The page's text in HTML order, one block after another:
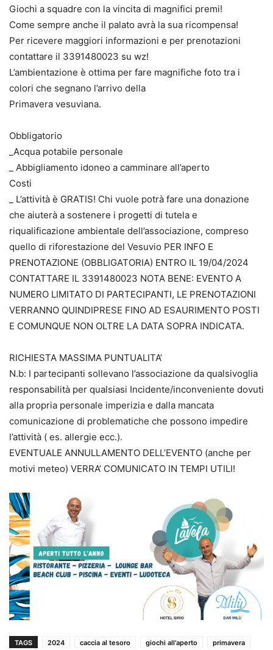
Giochi a squadre con la vincita di magnifici premi!
Come sempre anche il palato avrà la sua ricompensa!
Per ricevere maggiori informazioni e per prenotazioni
contattare il 3391480023 su wz!
L’ambientazione è ottima per fare magnifiche foto tra i
colori che segnano l’arrivo della
Primavera vesuviana.
Obbligatorio
_Acqua potabile personale
_ Abbigliamento idoneo a camminare all’aperto
Costi
_ L’attività è GRATIS! Chi vuole potrà fare una donazione
che aiuterà a sostenere i progetti di tutela e
riqualificazione ambientale dell’associazione, compreso
quello di riforestazione del Vesuvio PER INFO E
PRENOTAZIONE (OBBLIGATORIA) ENTRO IL 19/04/2024
CONTATTARE IL 3391480023 NOTA BENE: EVENTO A
NUMERO LIMITATO DI PARTECIPANTI, LE PRENOTAZIONI
VERRANNO QUINDIPRESE FINO AD ESAURIMENTO POSTI
E COMUNQUE NON OLTRE LA DATA SOPRA INDICATA.
RICHIESTA MASSIMA PUNTUALITA’
N.b: I partecipanti sollevano l’associazione da qualsivoglia
responsabilità per qualsiasi Incidente/inconveniente dovuti
alla propria personale imperizia e dalla mancata
comunicazione di problematiche che possono impedire
l’attività ( es. allergie ecc.).
EVENTUALE ANNULLAMENTO DELL’EVENTO (anche per
motivi meteo) VERRA’ COMUNICATO IN TEMPI UTILI!
TAGS 2024 caccia al tesoro giochi all'aperto
primavera